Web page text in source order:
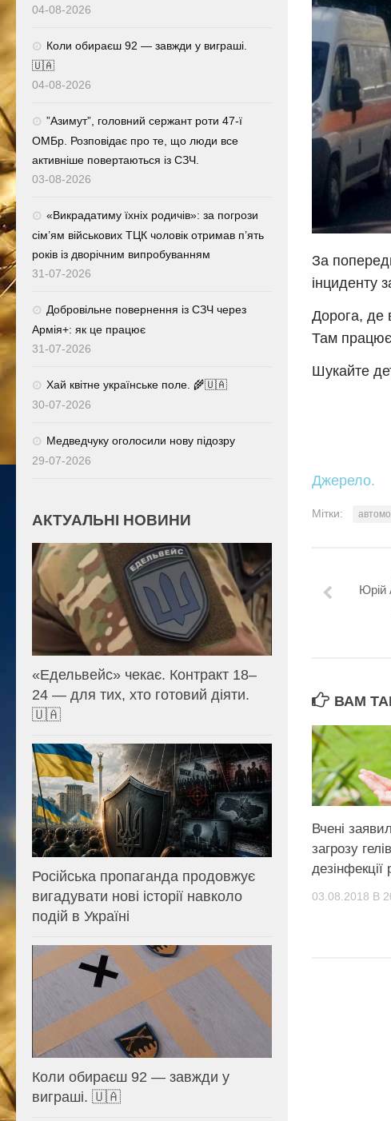
За
інциденту
Дорога, де
Там працює
Шукайте
Джерело.
Мітки:
Юрій
ВАМ
Вчені
загрозу
дезінфекції
03.08.2018 В
04-08-2026
Коли обираєш 92 — завжди у виграші.
🇺🇦
04-08-2026
⁨”Азимут”, головний сержант роти 47-ї
ОМБр. Розповідає про те, що люди все
активніше повертаються із СЗЧ.
03-08-2026
«Викрадатиму їхніх родичів»: за погрози
сім’ям військових ТЦК чоловік отримав п’ять
років із дворічним випробуванням
31-07-2026
Добровільне повернення із СЗЧ через
Армія+: як це працює
31-07-2026
Хай квітне українське поле. 🌾🇺🇦
30-07-2026
Медведчуку оголосили нову підозру
29-07-2026
АКТУАЛЬНІ НОВИНИ
«Едельвейс» чекає. Контракт 18–
24 — для тих, хто готовий діяти.
🇺🇦
Російська пропаганда продовжує
вигадувати нові історії навколо
подій в Україні
Коли обираєш 92 — завжди у
виграші. 🇺🇦